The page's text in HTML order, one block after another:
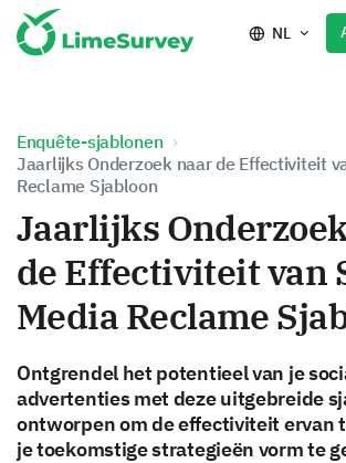
NL
Enquête-sjablonen
Jaarlijks Onderzoek naar de Effectiviteit
Reclame Sjabloon
Jaarlijks
de Effectiviteit van
Media Reclame
Ontgrendel het potentieel van je
advertenties met deze uitgebreide
ontworpen om de effectiviteit ervan
je toekomstige strategieën vorm te